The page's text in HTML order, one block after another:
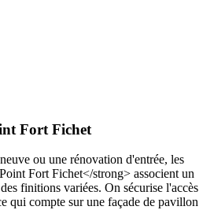
Fort Fichet
ou une rénovation d'entrée, les
Fort Fichet</strong> associent un
finitions variées. On sécurise l'accès
qui compte sur une façade de pavillon